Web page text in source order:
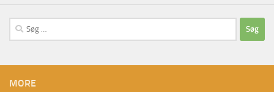
Søg
efter:
MORE